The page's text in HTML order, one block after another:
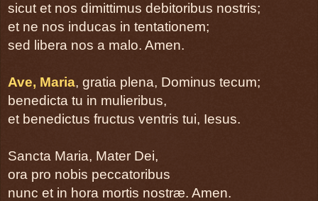
página 19
Lectio prima
Psalmus responsorius
página 21
página 23
sicut et nos dimittimus debitoribus nostris;
et ne nos inducas in tentationem;
sed libera nos a malo. Amen.
Ave, Maria, gratia plena, Dominus tecum;
benedicta tu in mulieribus,
et benedictus fructus ventris tui, Iesus.
Sancta Maria, Mater Dei,
ora pro nobis peccatoribus
nunc et in hora mortis nostræ. Amen.